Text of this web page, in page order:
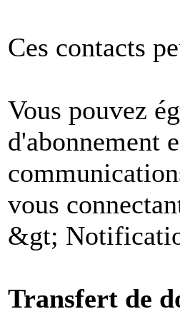
Ces contacts
Vous pouvez
d'abonnement
vous
&gt;
Transfert de